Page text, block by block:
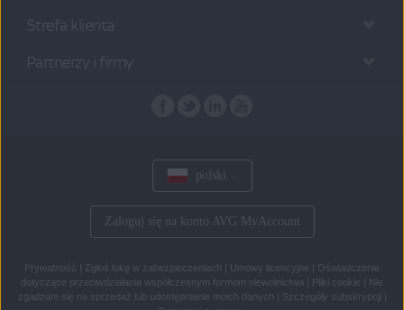
Strefa klienta
Partnerzy i firmy
polski
Zaloguj się na konto AVG MyAccount
Prywatność Zgłoś lukę w zabezpieczeniach Umowy licencyjne
Oświadczenie
dotyczące przeciwdziałania współczesnym formom niewolnictwa
Pliki cookie
Nie
zgadzam się na sprzedaż lub udostępnianie moich danych
Szczegóły subskrypcji